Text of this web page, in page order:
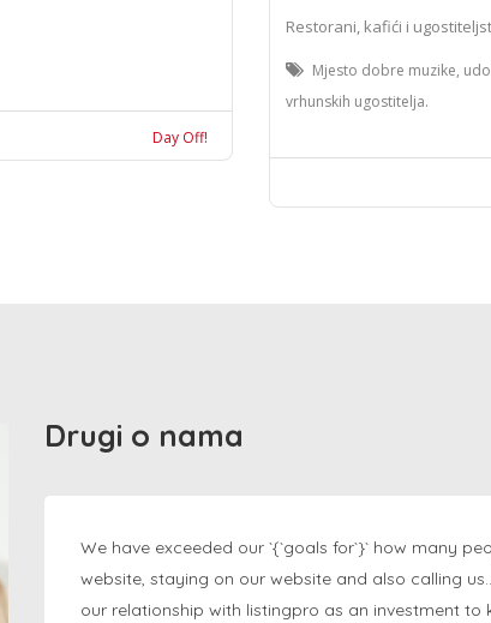
Day Off!
Restorani, kafići i
Mjesto dobre muzike,
vrhunskih ugostitelja.
Drugi o nama
We have exceeded our `{`goals for`}` how many
website, staying on our website and also calling
our relationship with listingpro as an investment to